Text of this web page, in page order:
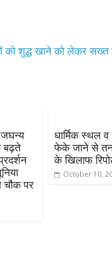
को शुद्ध खाने को लेकर सख्त
बढ़ते
चौक पर
धार्मिक स्थल
फेके जाने से
के खिलाफ
October 10,
के
0